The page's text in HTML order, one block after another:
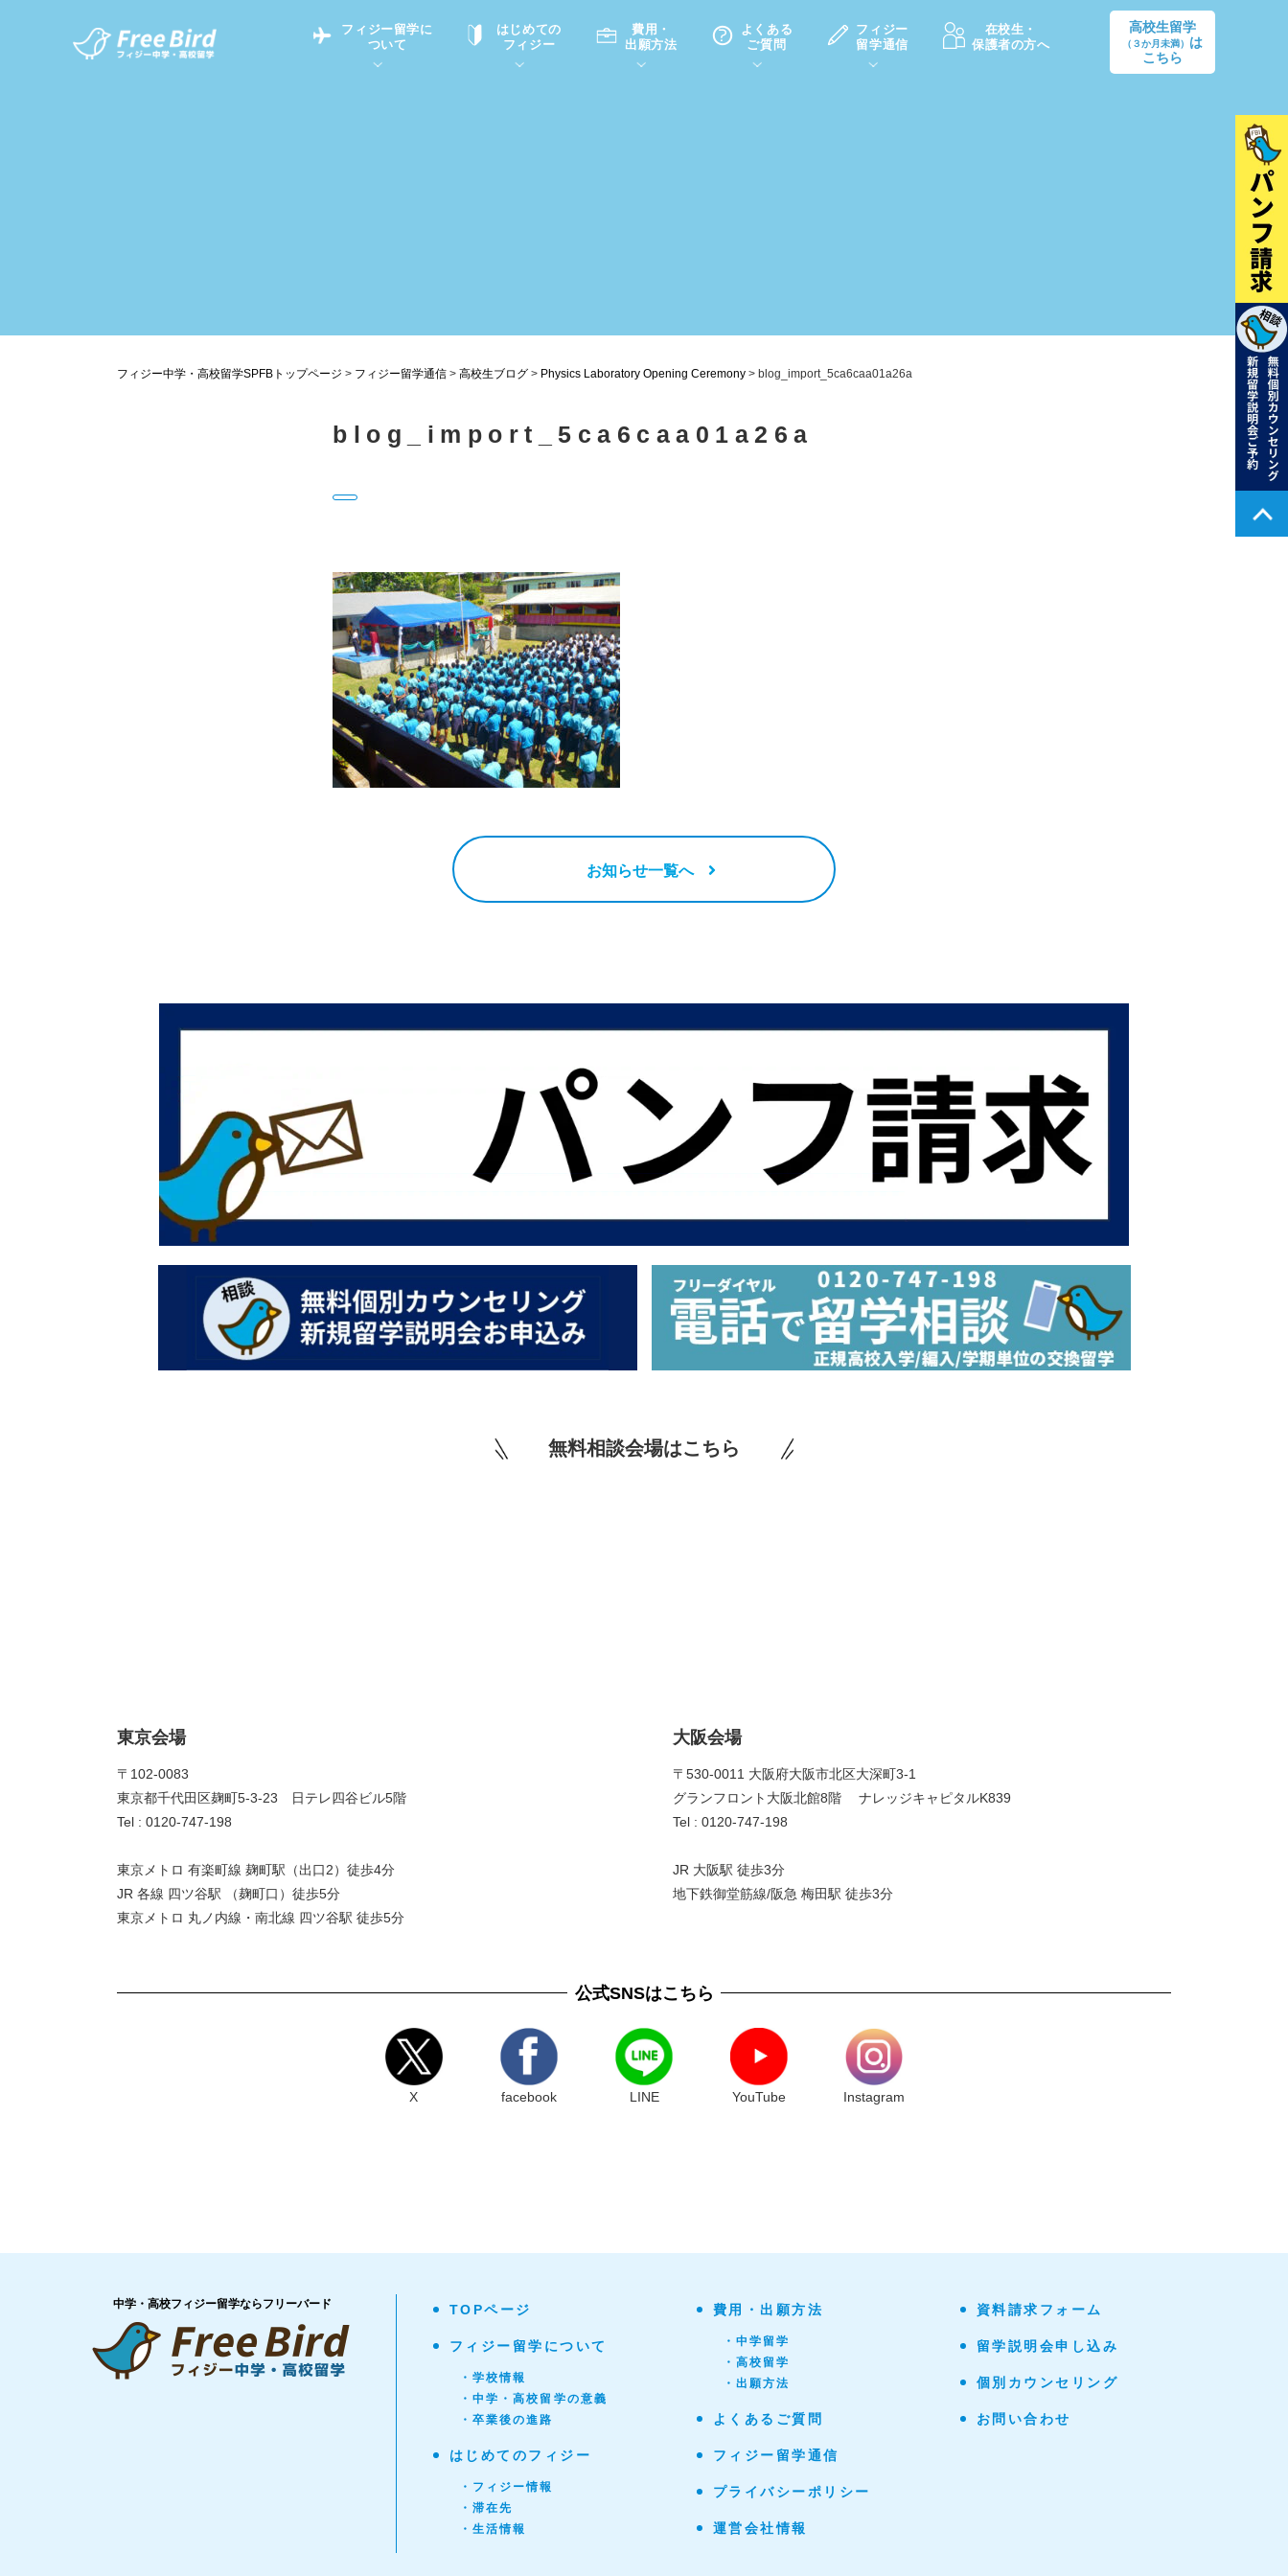
フィジー留学に
ついて
はじめての
フィジー
費用・
出願方法
よくある
ご質問
フィジー
留学通信
在校生・
保護者の方へ
高校生留学
（３か月未満）
は
こちら
フィジー中学・高校留学SPFBトップページ > フィジー留学通信 > 高校生ブログ > Physics Laboratory Opening Ceremony > blog_import_5ca6caa01a26a
blog_import_5ca6caa01a26a
お知らせ一覧へ
無料相談会場はこちら
東京会場
〒102-0083
東京都千代田区麹町5-3-23 日テレ四谷ビル5階
Tel : 0120-747-198
東京メトロ 有楽町線 麹町駅（出口2）徒歩4分
JR 各線 四ツ谷駅 （麹町口）徒歩5分
東京メトロ 丸ノ内線・南北線 四ツ谷駅 徒歩5分
大阪会場
〒530-0011 大阪府大阪市北区大深町3-1
グランフロント大阪北館8階 ナレッジキャピタルK839
Tel : 0120-747-198
JR 大阪駅 徒歩3分
地下鉄御堂筋線/阪急 梅田駅 徒歩3分
公式SNSはこちら
X facebook LINE YouTube Instagram
中学・高校フィジー留学ならフリーバード TOPページ
フィジー留学について
・学校情報
・中学・高校留学の意義
・卒業後の進路
はじめてのフィジー
・フィジー情報
・滞在先
・生活情報
費用・出願方法
・中学留学
・高校留学
・出願方法
よくあるご質問
フィジー留学通信
プライバシーポリシー
運営会社情報
資料請求フォーム
留学説明会申し込み
個別カウンセリング
お問い合わせ